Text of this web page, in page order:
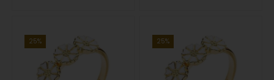
25% 25%